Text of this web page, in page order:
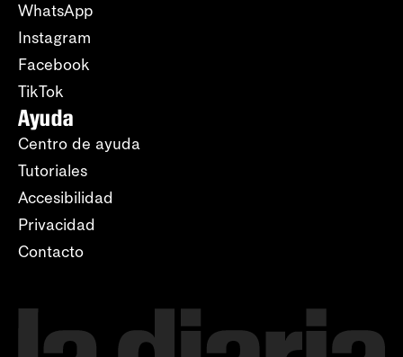
WhatsApp
Instagram
Facebook
TikTok
Ayuda
Centro de ayuda
Tutoriales
Accesibilidad
Privacidad
Contacto